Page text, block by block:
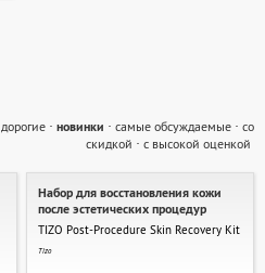
дорогие · новинки · самые обсуждаемые · со
скидкой · с высокой оценкой
Набор для восстановления кожи
после эстетических процедур
TIZO Post-Procedure Skin Recovery Kit
Tizo